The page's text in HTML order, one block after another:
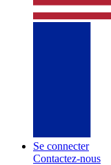
Se connecter
Contactez-nous